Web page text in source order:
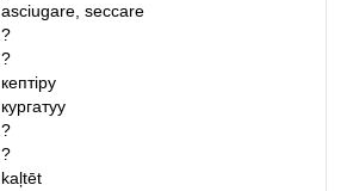
asciugare, seccare
?
?
кептіру
кургатуу
?
?
kaļtēt